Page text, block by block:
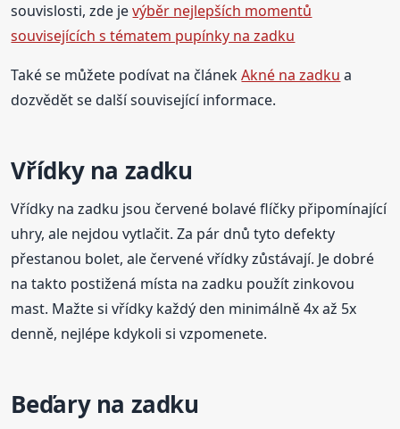
souvislosti, zde jevýběr nejlepších momentů
souvisejících s tématem pupínky na zadku
Také se můžete podívat na článekAkné na zadku a
dozvědět se další související informace.
Vřídky na zadku
Vřídky na zadku jsou červené bolavé flíčky připomínající
uhry, ale nejdou vytlačit. Za pár dnů tyto defekty
přestanou bolet, ale červené vřídky zůstávají. Je dobré
na takto postižená místa na zadku použít zinkovou
mast. Mažte si vřídky každý den minimálně 4x až 5x
denně, nejlépe kdykoli si vzpomenete.
Beďary na zadku